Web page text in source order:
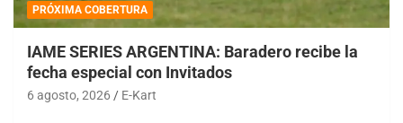
PRÓXIMA COBERTURA
IAME SERIES ARGENTINA: Baradero recibe la
fecha especial con Invitados
6 agosto, 2026 E-Kart